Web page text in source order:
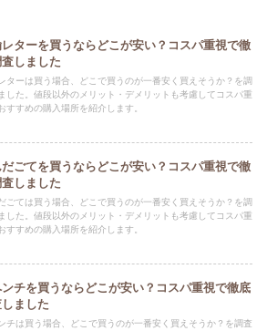
ターを買うならどこが安い？コスパ重視で徹
しました
ターは買う場合、どこで買うのが一番安く買えそうか？を調
した。値段以外のメリット・デメリットも考慮してコスパ重
すすめの購入場所を紹介します。
だごてを買うならどこが安い？コスパ重視で徹
しました
ごては買う場合、どこで買うのが一番安く買えそうか？を調
した。値段以外のメリット・デメリットも考慮してコスパ重
すすめの購入場所を紹介します。
ンチを買うならどこが安い？コスパ重視で徹底
ました
チは買う場合、どこで買うのが一番安く買えそうか？を調査